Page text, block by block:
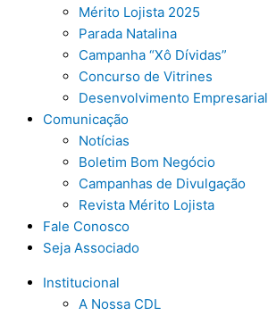
Mérito Lojista 2025
Parada Natalina
Campanha “Xô Dívidas”
Concurso de Vitrines
Desenvolvimento Empresarial
Comunicação
Notícias
Boletim Bom Negócio
Campanhas de Divulgação
Revista Mérito Lojista
Fale Conosco
Seja Associado
Institucional
A Nossa CDL